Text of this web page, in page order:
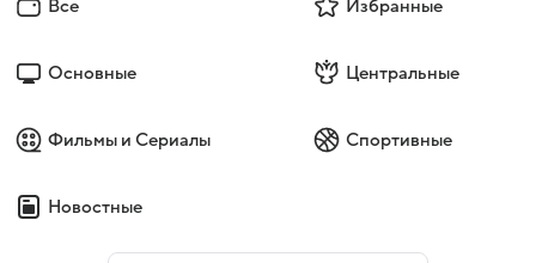
Все Избранные
Основные Центральные
Фильмы и Сериалы Спортивные
Новостные